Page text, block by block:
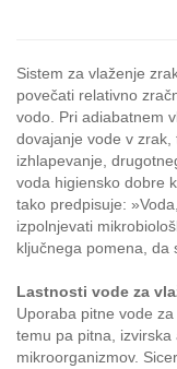
Sistem za vlaženje
povečati relativno
vodo. Pri adiabatnem
dovajanje vode v
izhlapevanje,
voda higiensko dobre
tako predpisuje:
izpolnjevati
ključnega pomena, da
Lastnosti vode za
Uporaba pitne vode
temu pa pitna,
mikroorganizmov.